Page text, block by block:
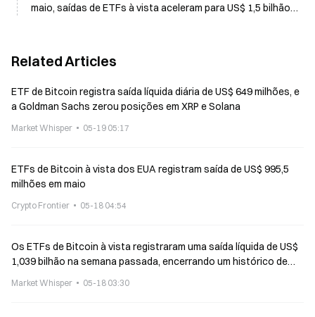
maio, saídas de ETFs à vista aceleram para US$ 1,5 bilhão
Related Articles
ETF de Bitcoin registra saída líquida diária de US$ 649 milhões, e
a Goldman Sachs zerou posições em XRP e Solana
Market Whisper 05-19 05:17
ETFs de Bitcoin à vista dos EUA registram saída de US$ 995,5
milhões em maio
Crypto Frontier 05-18 04:54
Os ETFs de Bitcoin à vista registraram uma saída líquida de US$
1,039 bilhão na semana passada, encerrando um histórico de
Market Whisper 05-18 03:30